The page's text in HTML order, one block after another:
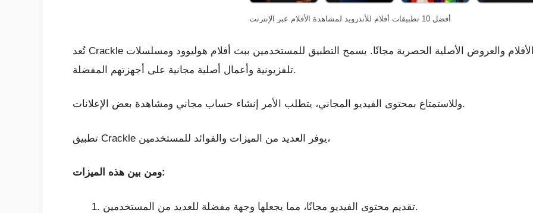
أفضل 10 تطبيقات أفلام للأندرويد لمشاهدة الأفلام عبر الإنترنت
تُعد Crackle وجهة مثالية لمشاهدة البرامج التلفزيونية والأفلام والعروض الأصلية الحصرية مجانًا. يسمح التطبيق للمستخدمين ببث أفلام هوليوود ومسلسلات
تلفزيونية وأعمال أصلية مجانية على أجهزتهم المفضلة.
وللاستمتاع بمحتوى الفيديو المجاني، يتطلب الأمر إنشاء حساب مجاني ومشاهدة بعض الإعلانات.
تطبيق Crackle يوفر العديد من الميزات والفوائد للمستخدمين،
ومن بين هذه الميزات:
تقديم محتوى الفيديو مجانًا، مما يجعلها وجهة مفضلة للعديد من المستخدمين.